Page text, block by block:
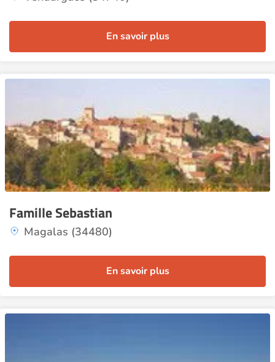
En savoir plus
Famille Sebastian
Magalas (34480)
En savoir plus